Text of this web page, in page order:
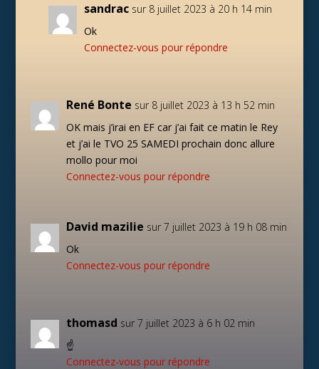
sandrac sur 8 juillet 2023 à 20 h 14 min
Ok
Connectez-vous pour répondre
René Bonte sur 8 juillet 2023 à 13 h 52 min
OK mais j’irai en EF car j’ai fait ce matin le Rey
et j’ai le TVO 25 SAMEDI prochain donc allure
mollo pour moi
Connectez-vous pour répondre
David mazilie sur 7 juillet 2023 à 19 h 08 min
Ok
Connectez-vous pour répondre
thomasd sur 7 juillet 2023 à 6 h 02 min
☝️
Connectez-vous pour répondre